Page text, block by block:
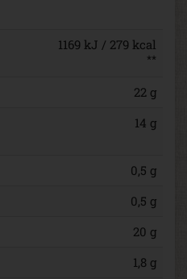
1169 kJ / 279 kcal
**
22 g
14 g
0,5 g
0,5 g
20 g
1,8 g